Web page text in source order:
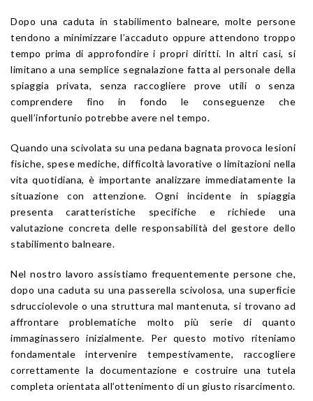
Dopo una caduta in stabilimento balneare, molte persone
tendono a minimizzare l’accaduto oppure attendono troppo
tempo prima di approfondire i propri diritti. In altri casi, si
limitano a una semplice segnalazione fatta al personale della
spiaggia privata, senza raccogliere prove utili o senza
comprendere fino in fondo le conseguenze che
quell’infortunio potrebbe avere nel tempo.
Quando una scivolata su una pedana bagnata provoca lesioni
fisiche, spese mediche, difficoltà lavorative o limitazioni nella
vita quotidiana, è importante analizzare immediatamente la
situazione con attenzione. Ogni incidente in spiaggia
presenta caratteristiche specifiche e richiede una
valutazione concreta delle responsabilità del gestore dello
stabilimento balneare.
Nel nostro lavoro assistiamo frequentemente persone che,
dopo una caduta su una passerella scivolosa, una superficie
sdrucciolevole o una struttura mal mantenuta, si trovano ad
affrontare problematiche molto più serie di quanto
immaginassero inizialmente. Per questo motivo riteniamo
fondamentale intervenire tempestivamente, raccogliere
correttamente la documentazione e costruire una tutela
completa orientata all’ottenimento di un giusto risarcimento.